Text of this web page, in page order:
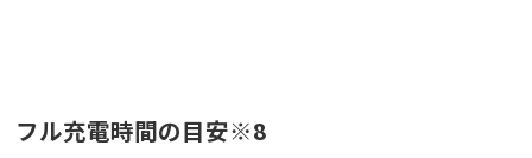
フル充電時間の目安※8